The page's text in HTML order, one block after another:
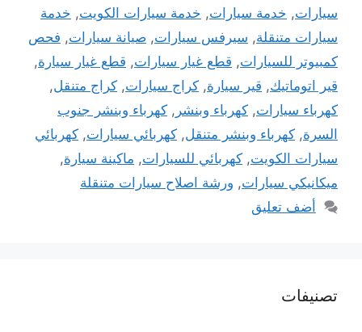
سيارات, خدمة سيارات, خدمة سيارات الكويت, خدمة
سيارات متنقلة, سيرفس سيارات, صيانة سيارات, فحص
كمبيوتر للسيارات, قطع غيار سيارات, قطع غيار سيارة,
قير اتوماتيك, قير سيارة, كراج سيارات, كراج متنقل,
كهرباء سيارات, كهرباء وبنشر , كهرباء وبنشر جنوب
السرة, كهرباء وبنشر متنقل, كهربائي سيارات, كهربائي
سيارات الكويت, كهربائي للسيارات, ماكينة سيارة,
ميكانيكي سيارات, ورشة اصلاح سيارات متنقلة
أضف تعليق
تصنيفات